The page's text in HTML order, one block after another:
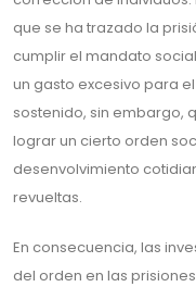
que se ha trazado la
cumplir el mandato
un gasto excesivo para
sostenido, sin embargo,
lograr un cierto orden
desenvolvimiento
revueltas.
En consecuencia, las
del orden en las